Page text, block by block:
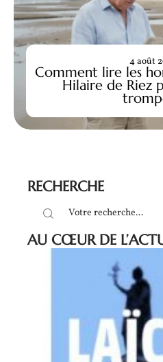
Comment lire les
Hilaire de Riez
4 août
RECHERCHE
AU CŒUR DE